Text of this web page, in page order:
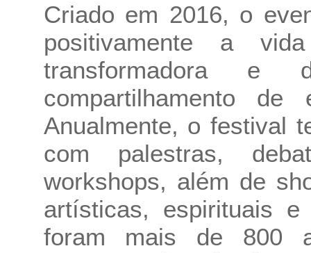
Criado em 2016, o
positivamente a
transformadora e
compartilhamento de
Anualmente, o festival
com palestras,
workshops, além de
artísticas, espirituais
foram mais de 800